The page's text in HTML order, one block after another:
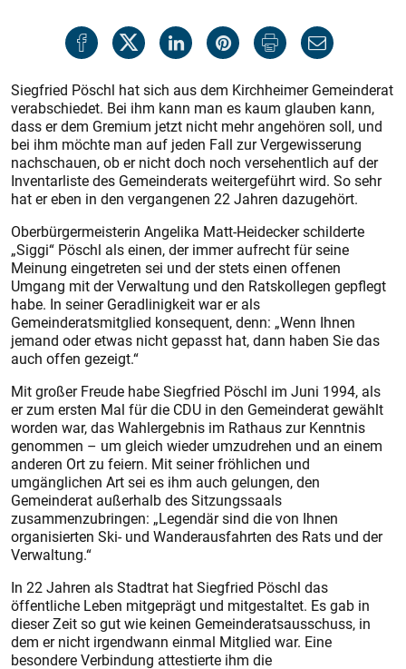
Siegfried Pöschl hat sich aus dem Kirchheimer Gemeinderat
verabschiedet. Bei ihm kann man es kaum glauben kann,
dass er dem Gremium jetzt nicht mehr angehören soll, und
bei ihm möchte man auf jeden Fall zur Vergewisserung
nachschauen, ob er nicht doch noch versehentlich auf der
Inventarliste des Gemeinderats weitergeführt wird. So sehr
hat er eben in den vergangenen 22 Jahren dazugehört.
Oberbürgermeisterin Angelika Matt-Heidecker schilderte
„Siggi“ Pöschl als einen, der immer aufrecht für seine
Meinung eingetreten sei und der stets einen offenen
Umgang mit der Verwaltung und den Ratskollegen gepflegt
habe. In seiner Geradlinigkeit war er als
Gemeinderatsmitglied konsequent, denn: „Wenn Ihnen
jemand oder etwas nicht gepasst hat, dann haben Sie das
auch offen gezeigt.“
Mit großer Freude habe Siegfried Pöschl im Juni 1994, als
er zum ersten Mal für die CDU in den Gemeinderat gewählt
worden war, das Wahlergebnis im Rathaus zur Kenntnis
genommen – um gleich wieder umzudrehen und an einem
anderen Ort zu feiern. Mit seiner fröhlichen und
umgänglichen Art sei es ihm auch gelungen, den
Gemeinderat außerhalb des Sitzungssaals
zusammenzubringen: „Legendär sind die von Ihnen
organisierten Ski- und Wanderausfahrten des Rats und der
Verwaltung.“
In 22 Jahren als Stadtrat hat Siegfried Pöschl das
öffentliche Leben mitgeprägt und mitgestaltet. Es gab in
dieser Zeit so gut wie keinen Gemeinderatsausschuss, in
dem er nicht irgendwann einmal Mitglied war. Eine
besondere Verbindung attestierte ihm die